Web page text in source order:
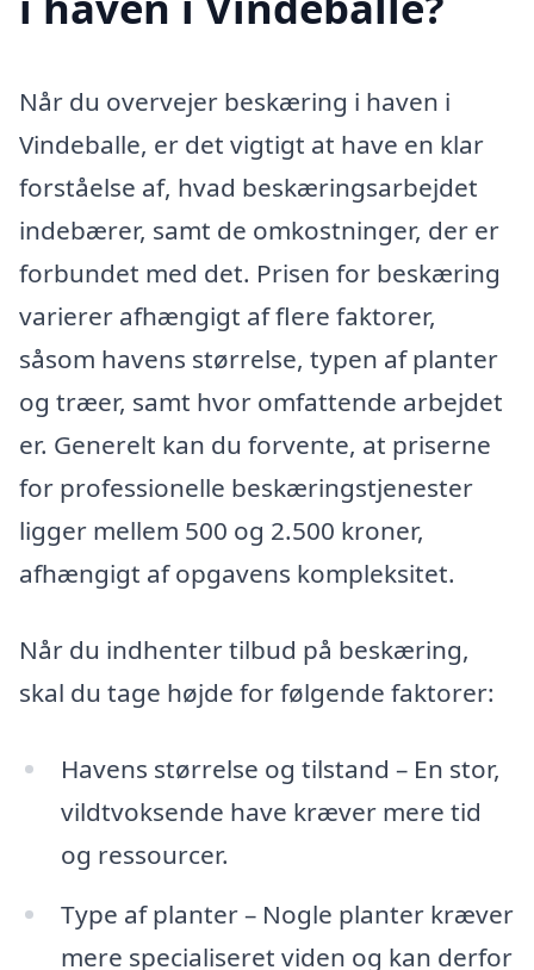
Når du overvejer beskæring i haven i
Vindeballe, er det vigtigt at have en klar
forståelse af, hvad beskæringsarbejdet
indebærer, samt de omkostninger, der er
forbundet med det. Prisen for beskæring
varierer afhængigt af flere faktorer,
såsom havens størrelse, typen af planter
og træer, samt hvor omfattende arbejdet
er. Generelt kan du forvente, at priserne
for professionelle beskæringstjenester
ligger mellem 500 og 2.500 kroner,
afhængigt af opgavens kompleksitet.
Når du indhenter tilbud på beskæring,
skal du tage højde for følgende faktorer:
Havens størrelse og tilstand – En stor,
vildtvoksende have kræver mere tid
og ressourcer.
Type af planter – Nogle planter kræver
mere specialiseret viden og kan derfor